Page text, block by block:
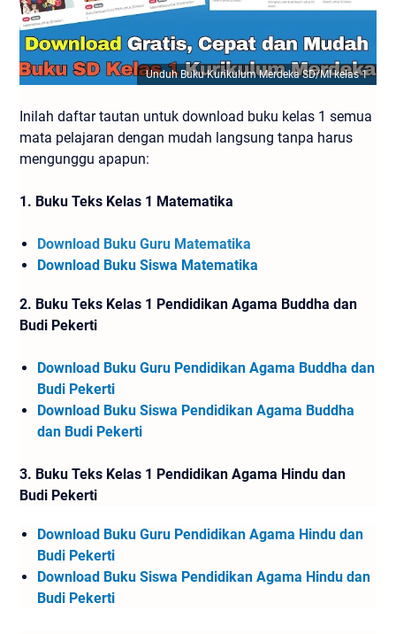
Unduh Buku Kurikulum Merdeka SD/MI kelas 1
Inilah daftar tautan untuk download buku kelas 1 semua
mata pelajaran dengan mudah langsung tanpa harus
mengunggu apapun:
1. Buku Teks Kelas 1 Matematika
Download Buku Guru Matematika
Download Buku Siswa Matematika
2. Buku Teks Kelas 1 Pendidikan Agama Buddha dan
Budi Pekerti
Download Buku Guru Pendidikan Agama Buddha dan
Budi Pekerti
Download Buku Siswa Pendidikan Agama Buddha
dan Budi Pekerti
3. Buku Teks Kelas 1 Pendidikan Agama Hindu dan
Budi Pekerti
Download Buku Guru Pendidikan Agama Hindu dan
Budi Pekerti
Download Buku Siswa Pendidikan Agama Hindu dan
Budi Pekerti